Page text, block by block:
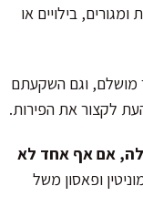
בילויים או
מושלם, וגם השקעתם
לקצור את הפירות.
אם אף אחד לא
ופאסון משל